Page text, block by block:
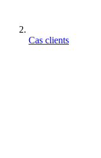
Cas clients